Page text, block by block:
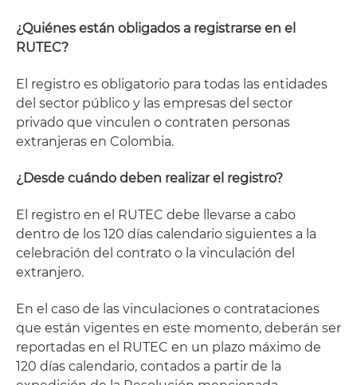
¿Quiénes están obligados a registrarse en el
RUTEC?
El registro es obligatorio para todas las entidades
del sector público y las empresas del sector
privado que vinculen o contraten personas
extranjeras en Colombia.
¿Desde cuándo deben realizar el registro?
El registro en el RUTEC debe llevarse a cabo
dentro de los 120 días calendario siguientes a la
celebración del contrato o la vinculación del
extranjero.
En el caso de las vinculaciones o contrataciones
que están vigentes en este momento, deberán ser
reportadas en el RUTEC en un plazo máximo de
120 días calendario, contados a partir de la